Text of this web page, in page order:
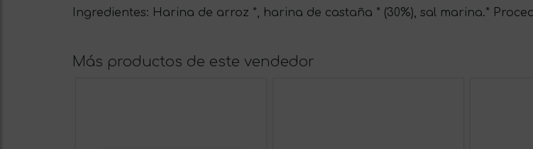
Ingredientes: Harina de arroz *, harina de castaña * (30%), sal marina.*
Más productos de este vendedor